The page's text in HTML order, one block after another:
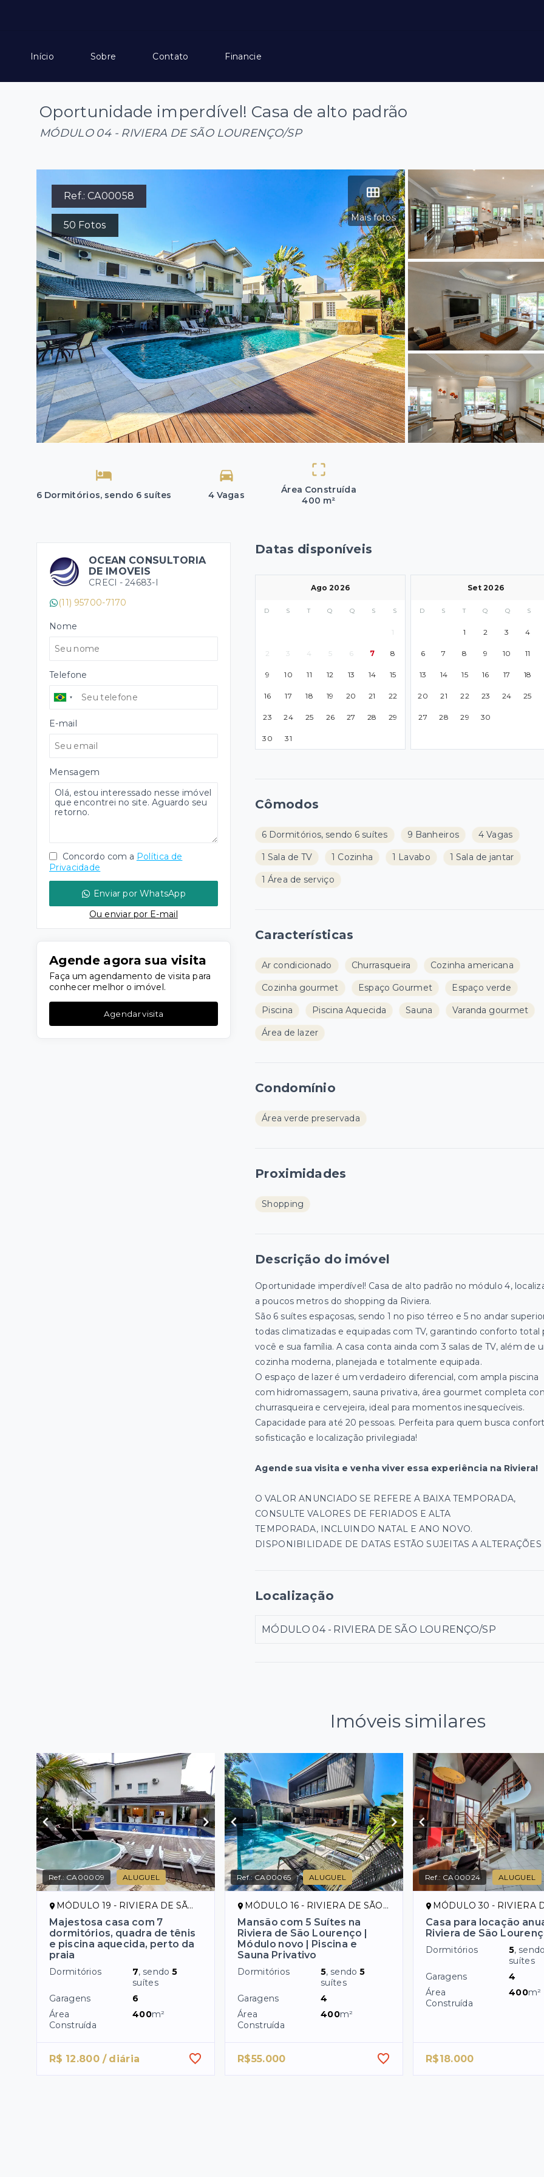
Início Sobre Contato Financie
Oportunidade imperdível! Casa de alto padrão
MÓDULO 04 - RIVIERA DE SÃO LOURENÇO/SP
Mais fotos
Ref.:CA00058
50 Fotos
6 Dormitórios, sendo 6 suítes 4 Vagas
Área Construída
400 m²
OCEAN CONSULTORIA
DE IMOVEIS
CRECI - 24683-I
(11) 95700-7170
Nome
Telefone
E-mail
Mensagem
Concordo com a Política de
Privacidade
Enviar por WhatsApp
Ou enviar por E-mail
Agende agora sua visita
Faça um agendamento de visita para
conhecer melhor o imóvel.
Agendar visita
Datas disponíveis
Ago 2026
D S T Q Q S S
1
2 3 4 5 6 7 8
9 10 11 12 13 14 15
16 17 18 19 20 21 22
23 24 25 26 27 28 29
30 31
Set 2026
D S T Q Q S
1 2 3 4
6 7 8 9 10 11
13 14 15 16 17 18
20 21 22 23 24 25
27 28 29 30
Cômodos
6 Dormitórios, sendo 6 suítes 9 Banheiros 4 Vagas
1 Sala de TV 1 Cozinha 1 Lavabo 1 Sala de jantar
1 Área de serviço
Características
Ar condicionado Churrasqueira Cozinha americana
Cozinha gourmet Espaço Gourmet Espaço verde
Piscina Piscina Aquecida Sauna Varanda gourmet
Área de lazer
Condomínio
Área verde preservada
Proximidades
Shopping
Descrição do imóvel
Oportunidade imperdível! Casa de alto padrão no módulo 4,
a poucos metros do shopping da Riviera.
São 6 suítes espaçosas, sendo 1 no piso térreo e 5 no andar
todas climatizadas e equipadas com TV, garantindo conforto total
você e sua família. A casa conta ainda com 3 salas de TV, além de
cozinha moderna, planejada e totalmente equipada.
O espaço de lazer é um verdadeiro diferencial, com ampla piscina
com hidromassagem, sauna privativa, área gourmet completa
churrasqueira e cervejeira, ideal para momentos inesquecíveis.
Capacidade para até 20 pessoas. Perfeita para quem busca
sofisticação e localização privilegiada!
Agende sua visita e venha viver essa experiência na Riviera!
O VALOR ANUNCIADO SE REFERE A BAIXA TEMPORADA,
CONSULTE VALORES DE FERIADOS E ALTA
TEMPORADA, INCLUINDO NATAL E ANO NOVO.
DISPONIBILIDADE DE DATAS ESTÃO SUJEITAS A ALTERAÇÕES
Localização
MÓDULO 04 - RIVIERA DE SÃO LOURENÇO/SP
Imóveis similares
Ref.: CA00009 ALUGUEL
MÓDULO 19 - RIVIERA DE SÃO LOURENÇO/SP
Majestosa casa com 7
dormitórios, quadra de tênis
e piscina aquecida, perto da
praia
Dormitórios 7, sendo5
suítes
Garagens
6
Área
Construída
400m²
R$ 12.800 / diária
Ref.: CA00065 ALUGUEL
MÓDULO 16 - RIVIERA DE SÃO LOURENÇO/SP
Mansão com 5 Suítes na
Riviera de São Lourenço |
Módulo novo | Piscina e
Sauna Privativo
Dormitórios 5, sendo5
suítes
Garagens
4
Área
Construída
400m²
R$55.000
Ref.: CA00024 ALUGUEL
MÓDULO 30 - RIVIERA DE SÃO
Casa para locação
Riviera de São
Dormitórios 5,
suítes
Garagens
4
Área
Construída
400m²
R$18.000